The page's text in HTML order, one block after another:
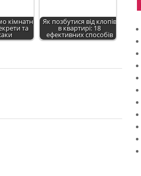
кімнатні
та
Як позбутися від клопів
в квартирі: 18
ефективних способів